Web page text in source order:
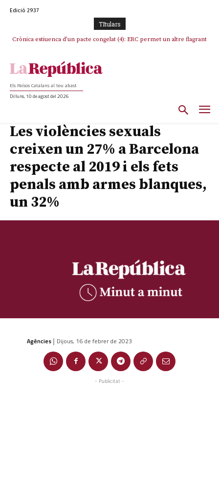
Edició 2937
TItulars
Crònica estiuenca d’un pacte congelat (4): ERC permet un altre flagrant
Els Països Catalans al teu abast
Dilluns, 10 de agost del 2026
Les violències sexuals
creixen un 27% a Barcelona
respecte al 2019 i els fets
penals amb armes blanques,
un 32%
Agències | Dijous, 16 de febrer de 2023
- Publicitat -